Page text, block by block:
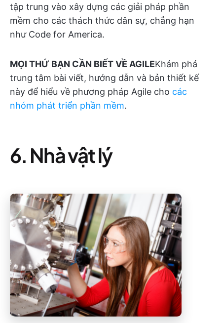
tập trung vào xây dựng các giải pháp phần
mềm cho các thách thức dân sự, chẳng hạn
như Code for America.
MỌI THỨ BẠN CẦN BIẾT VỀ AGILEKhám phá
trung tâm bài viết, hướng dẫn và bản thiết kế
này để hiểu về phương pháp Agile cho các
nhóm phát triển phần mềm.
6. Nhà vật lý